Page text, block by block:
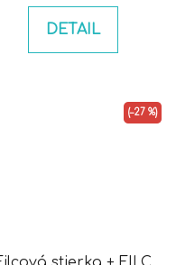
DETAIL
(–27 %)